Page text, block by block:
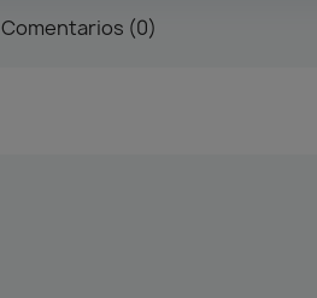
Comentarios (0)